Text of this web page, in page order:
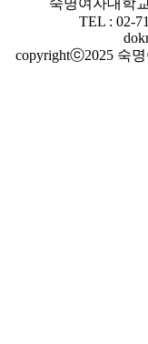
숙명여자대학
TEL : 02-
copyrightⓒ2025 숙